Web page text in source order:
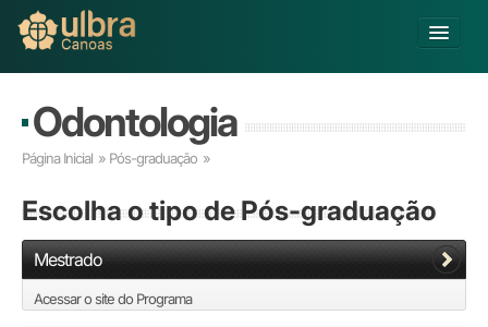
Buscar
Já sou Aluno
Matricule-se
Educação Básica
Graduação
Educação a Distância
Odontologia
Página Inicial » Pós-graduação »
Escolhao tipo de Pós-graduação
Mestrado
Acessar o site do Programa